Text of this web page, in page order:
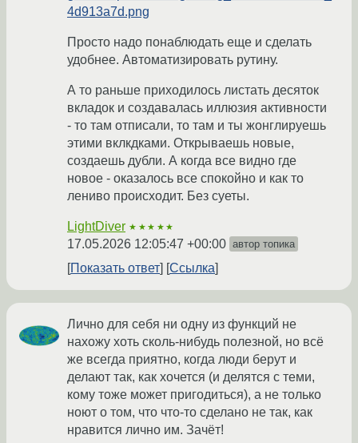
4d913a7d.png
Просто надо понаблюдать еще и сделать
удобнее. Автоматизировать рутину.
А то раньше приходилось листать десяток
вкладок и создавалась иллюзия активности
- то там отписали, то там и ты жонглируешь
этими вклкдками. Открываешь новые,
создаешь дубли. А когда все видно где
новое - оказалось все спокойно и как то
лениво происходит. Без суеты.
LightDiver ★★★★★
17.05.2026 12:05:47 +00:00 автор топика
Показать ответ Ссылка
Лично для себя ни одну из функций не
нахожу хоть сколь-нибудь полезной, но всё
же всегда приятно, когда люди берут и
делают так, как хочется (и делятся с теми,
кому тоже может пригодиться), а не только
ноют о том, что что-то сделано не так, как
нравится лично им. Зачёт!